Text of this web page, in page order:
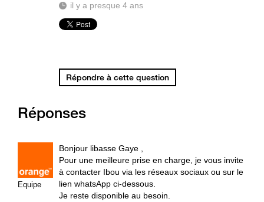
il y a presque 4 ans
Répondre à cette question
Réponses
Equipe
Bonjour libasse Gaye ,
Pour une meilleure prise en charge, je vous invite
à contacter Ibou via les réseaux sociaux ou sur le
lien whatsApp ci-dessous.
Je reste disponible au besoin.